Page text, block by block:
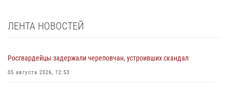
ЛЕНТА НОВОСТЕЙ
Росгвардейцы задержали череповчан, устроивших скандал
05 августа 2026, 12:53